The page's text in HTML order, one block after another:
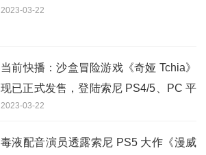
2023-03-22
当前快播：沙盒冒险游戏《奇娅 Tchia》
现已正式发售，登陆索尼 PS4/5、PC 平
台
2023-03-22
毒液配音演员透露索尼 PS5 大作《漫威